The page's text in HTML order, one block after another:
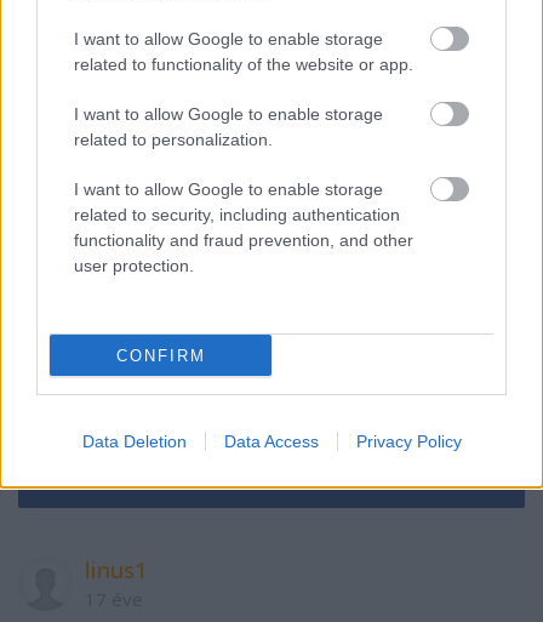
I want to allow Google to enable storage
related to functionality of the website or app.
I want to allow Google to enable storage
related to personalization.
I want to allow Google to enable storage
related to security, including authentication
functionality and fraud prevention, and other
user protection.
CONFIRM
Data Deletion Data Access Privacy Policy
Szólj hozzá!
A hozzászóláshoz be kell lépned!
VAGY
linus1